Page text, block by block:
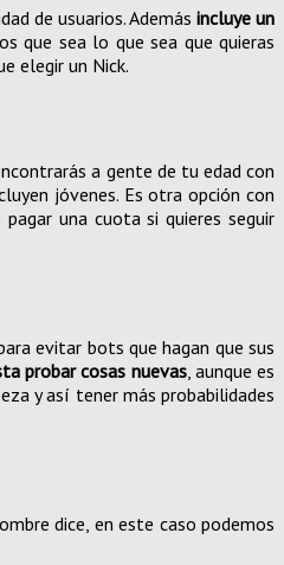
de usuarios. Además incluye un
que sea lo que sea que quieras
elegir un Nick.
a gente de tu edad con
jóvenes. Es otra opción con
una cuota si quieres seguir
evitar bots que hagan que sus
probar cosas nuevas, aunque es
y así tener más probabilidades
dice, en este caso podemos